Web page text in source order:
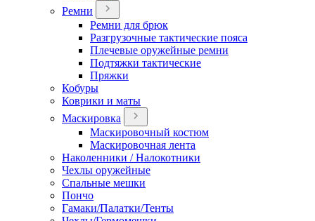
Ремни
Ремни для брюк
Разгрузочные тактические пояса
Плечевые оружейные ремни
Подтяжки тактические
Пряжки
Кобуры
Коврики и маты
Маскировка
Маскировочный костюм
Маскировочная лента
Наколенники / Налокотники
Чехлы оружейные
Спальные мешки
Пончо
Гамаки/Палатки/Тенты